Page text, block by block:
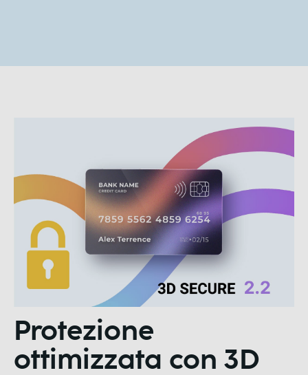
Protezione
ottimizzata con 3D